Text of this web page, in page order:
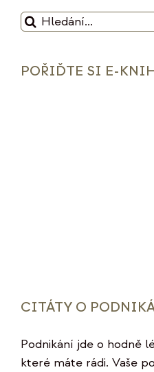
Hledat:
POŘIĎTE SI E-
CITÁTY O
Podnikání jde o hodně
které máte rádi. Vaše